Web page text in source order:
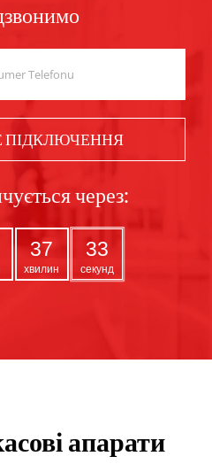
ПІДКЛЮЧЕННЯ
через:
37
хвилин
32
секунд
апарати